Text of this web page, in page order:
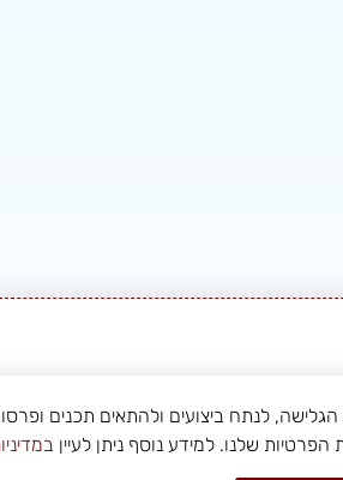
הגלישה, לנתח ביצועים ולהתאים תכנים
שלנו. למידע נוסף ניתן לעיין